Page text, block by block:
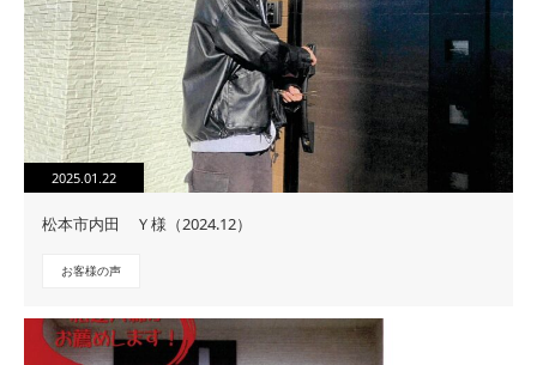
2025.01.22
松本市内田 Ｙ様（2024.12）
お客様の声